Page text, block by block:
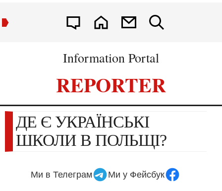
Information Portal
REPORTER
ДЕ Є УКРАЇНСЬКІ
ШКОЛИ В ПОЛЬЩІ?
Ми в Телеграм Ми у Фейсбук